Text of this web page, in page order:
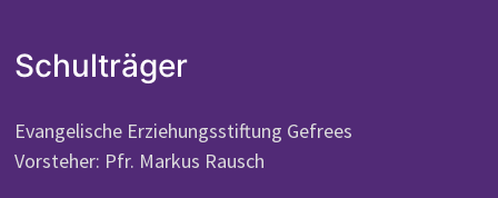
Schulträger
Evangelische Erziehungsstiftung Gefrees
Vorsteher: Pfr. Markus Rausch